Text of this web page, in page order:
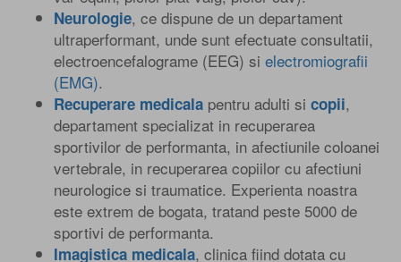
Neurologie, ce dispune de un departament
ultraperformant, unde sunt efectuate consultatii,
electroencefalograme (EEG) si electromiografii
(EMG).
Recuperare medicala pentru adulti si copii,
departament specializat in recuperarea
sportivilor de performanta, in afectiunile coloanei
vertebrale, in recuperarea copiilor cu afectiuni
neurologice si traumatice. Experienta noastra
este extrem de bogata, tratand peste 5000 de
sportivi de performanta.
Imagistica medicala, clinica fiind dotata cu